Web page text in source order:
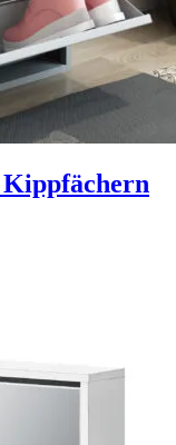
Kippfächern